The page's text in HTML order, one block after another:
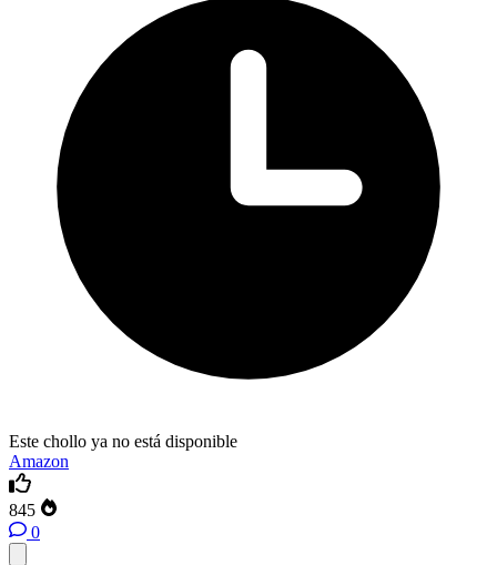
Este chollo ya no está disponible
Amazon
845
0